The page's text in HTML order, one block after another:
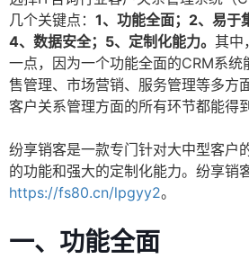
几个关键点： 1、功能全面；2、易于
4、数据安全；5、定制化能力。 其中，
一点，因为一个功能全面的CRM系统
售管理、市场营销、服务管理等多方
客户关系管理方面的所有环节都能得
纷享销客是一款专门针对大中型客户
的功能和强大的定制化能力。纷享销
https://fs80.cn/lpgyy2。
一、功能全面